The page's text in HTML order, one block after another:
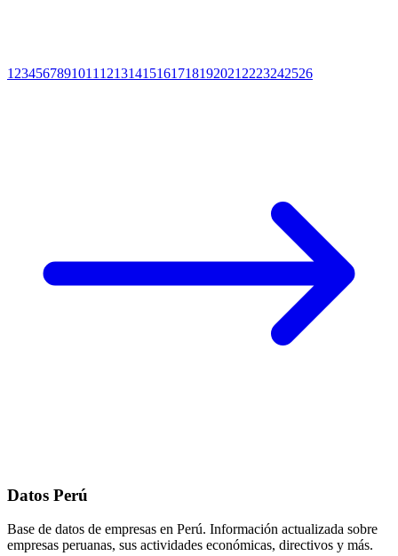
1 234567891011 12131415161718192021 2223242526
Datos Perú
Base de datos de empresas en Perú. Información actualizada sobre
empresas peruanas, sus actividades económicas, directivos y más.